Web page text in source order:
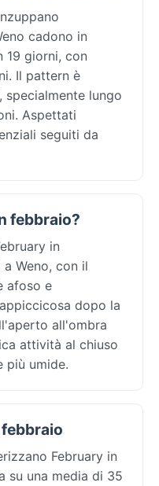
cadono in
19 giorni, con
Il pattern è
lungo
Aspettati
seguiti da
febbraio?
in
Weno, con il
afoso e
dopo la
all'ombra
attività al chiuso
più umide.
February in
su una media di 35